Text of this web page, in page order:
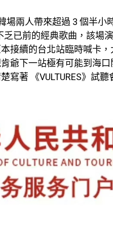
韓場兩人帶來超過 3 個半
乏已前的經典歌曲，該場
接續的台北站臨時喊卡
爺下一站極有可能到海
寫著 《VULTURES》試